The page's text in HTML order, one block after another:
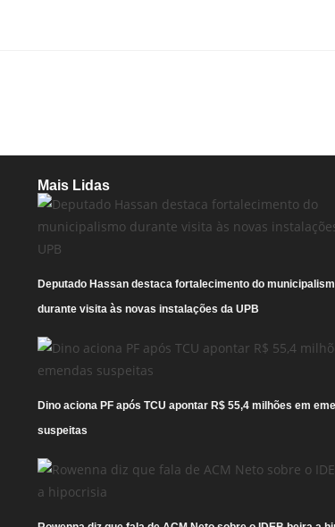
Mais Lidas
Deputado Hassan destaca fortalecimento do
durante visita às novas instalações da UPB
Dino aciona PF após TCU apontar R$ 55,4 milhões em
suspeitas